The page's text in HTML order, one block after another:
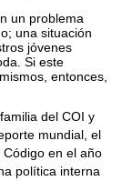
un problema
una situación
jóvenes
Si este
entonces,
del COI y
mundial, el
en el año
política interna